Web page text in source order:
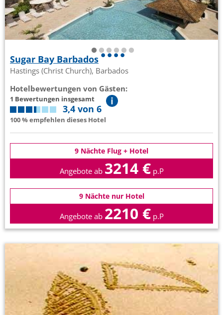
Sugar Bay Barbados
Hastings (Christ Church), Barbados
Hotelbewertungen von Gästen:
1 Bewertungen insgesamt
3,4 von 6
100 % empfehlen dieses Hotel
9 Nächte Flug + Hotel
Angebote ab 3214 € p.P
9 Nächte nur Hotel
Angebote ab 2210 € p.P